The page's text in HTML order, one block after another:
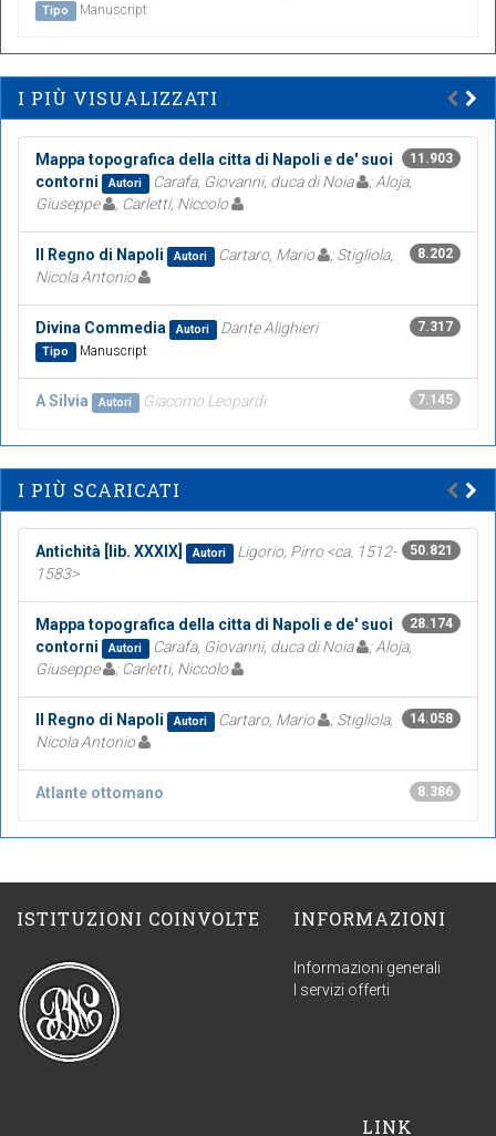
Tipo Manuscript
I PIÙ VISUALIZZATI
11.903
Mappa topografica della citta di Napoli e de' suoi
contorni
Autori Carafa, Giovanni, duca di Noia
; Aloja,
Giuseppe
; Carletti, Niccolo
8.202
Il Regno di Napoli Autori Cartaro, Mario
; Stigliola,
Nicola Antonio
7.317
Divina Commedia Autori Dante Alighieri
Tipo Manuscript
7.145
A Silvia Autori Giacomo Leopardi
I PIÙ SCARICATI
50.821
Antichità [lib. XXXIX] Autori
Ligorio, Pirro <ca. 1512-
1583>
28.174
Mappa topografica della citta di Napoli e de' suoi
contorni
Autori Carafa, Giovanni, duca di Noia
; Aloja,
Giuseppe
; Carletti, Niccolo
14.058
Il Regno di Napoli Autori Cartaro, Mario
; Stigliola,
Nicola Antonio
8.386
Atlante ottomano
ISTITUZIONI COINVOLTE INFORMAZIONI
Informazioni generali
I servizi offerti
LINK